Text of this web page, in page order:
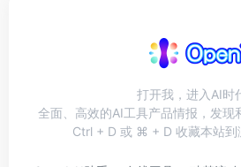
打开我，进入AI时
全面、高效的AI工具产品情报，发现
Ctrl + D 或 ⌘ + D 收藏本站到